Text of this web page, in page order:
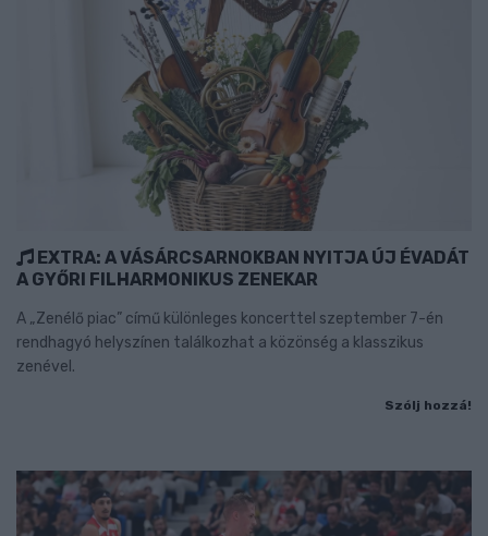
EXTRA: A VÁSÁRCSARNOKBAN NYITJA ÚJ ÉVADÁT
A GYŐRI FILHARMONIKUS ZENEKAR
A „Zenélő piac” című különleges koncerttel szeptember 7-én
rendhagyó helyszínen találkozhat a közönség a klasszikus
zenével.
Szólj hozzá!